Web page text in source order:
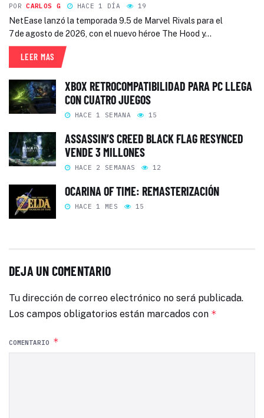
POR CARLOS G HACE 1 DÍA 19
NetEase lanzó la temporada 9.5 de Marvel Rivals para el
7 de agosto de 2026, con el nuevo héroe The Hood y...
LEER MAS
XBOX RETROCOMPATIBILIDAD PARA PC LLEGA
CON CUATRO JUEGOS
HACE 1 SEMANA 15
ASSASSIN’S CREED BLACK FLAG RESYNCED
VENDE 3 MILLONES
HACE 2 SEMANAS 12
OCARINA OF TIME: REMASTERIZACIÓN
HACE 1 MES 15
DEJA UN COMENTARIO
Tu dirección de correo electrónico no será publicada.
Los campos obligatorios están marcados con *
COMENTARIO *